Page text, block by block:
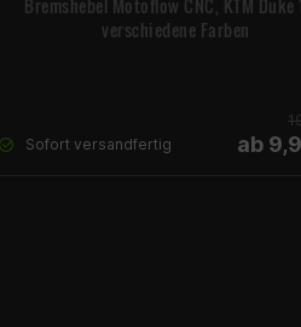
Bremshebel Motoflow CNC, KTM Duke
verschiedene Farben
Sofort versandfertig ab